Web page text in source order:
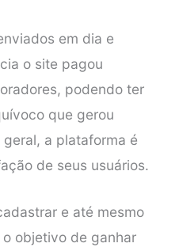
em dia e
o site pagou
podendo ter
que gerou
a plataforma é
de seus usuários.
e até mesmo
objetivo de ganhar